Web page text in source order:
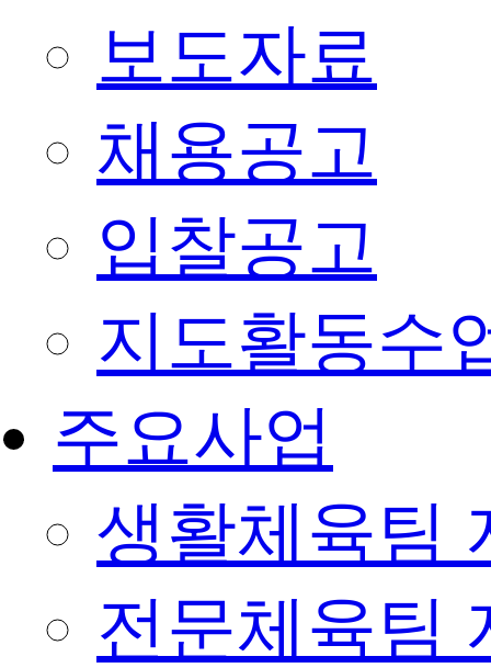
보도자료
채용공고
입찰공고
지도활동수
주요사업
생활체육팀
전문체육팀